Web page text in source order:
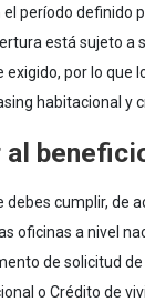
período definido
está sujeto a
exigido, por lo
habitacional y
debes cumplir, de
oficinas a nivel
de solicitud
o Crédito de